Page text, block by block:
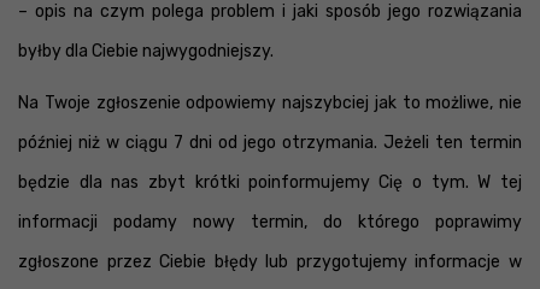
– opis na czym polega problem i jaki sposób jego rozwiązania
byłby dla Ciebie najwygodniejszy.
Na Twoje zgłoszenie odpowiemy najszybciej jak to możliwe, nie
później niż w ciągu 7 dni od jego otrzymania. Jeżeli ten termin
będzie dla nas zbyt krótki poinformujemy Cię o tym. W tej
informacji podamy nowy termin, do którego poprawimy
zgłoszone przez Ciebie błędy lub przygotujemy informacje w